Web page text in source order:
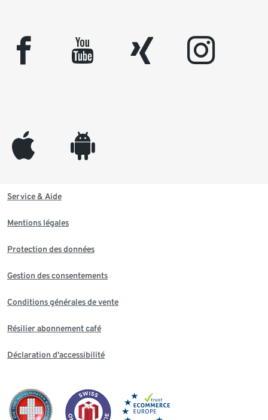
facebook youtube xing instagram
appleinc android
Service & Aide
Mentions légales
Protection des données
Gestion des consentements
Conditions générales de vente
Résilier abonnement café
Déclaration d'accessibilité